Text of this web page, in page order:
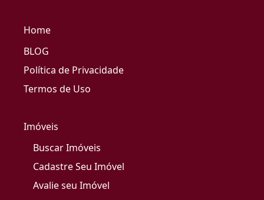
Home
BLOG
Política de Privacidade
Termos de Uso
Imóveis
Buscar Imóveis
Cadastre Seu Imóvel
Avalie seu Imóvel